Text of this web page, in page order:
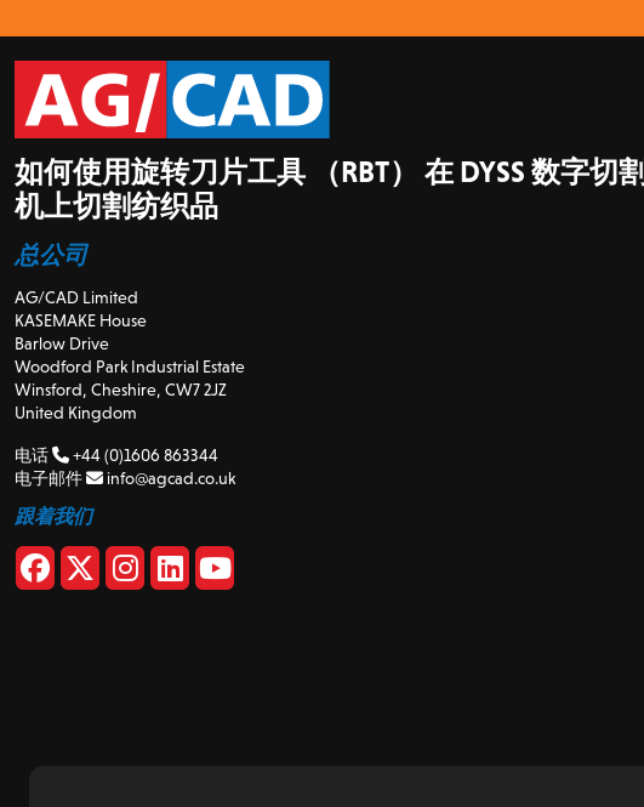
如何使用旋转刀片工具 （RBT） 在 DYSS 数字切割
机上切割纺织品
总公司
AG/CAD Limited
KASEMAKE House
Barlow Drive
Woodford Park Industrial Estate
Winsford, Cheshire, CW7 2JZ
United Kingdom
电话
+44 (0)1606 863344
电子邮件
info@agcad.co.uk
跟着我们